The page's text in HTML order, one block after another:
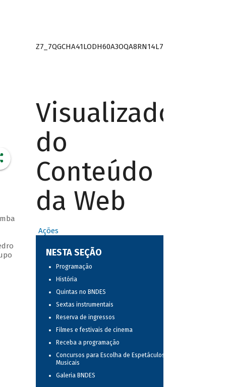
Z7_7QGCHA41LODH60A3OQA8RN14L7
Visualizador
do
Conteúdo
da Web
Ações
NESTA SEÇÃO
Programação
História
Quintas no BNDES
Sextas instrumentais
Reserva de ingressos
Filmes e festivais de cinema
Receba a programação
Concursos para Escolha de Espetáculos
Musicais
Galeria BNDES